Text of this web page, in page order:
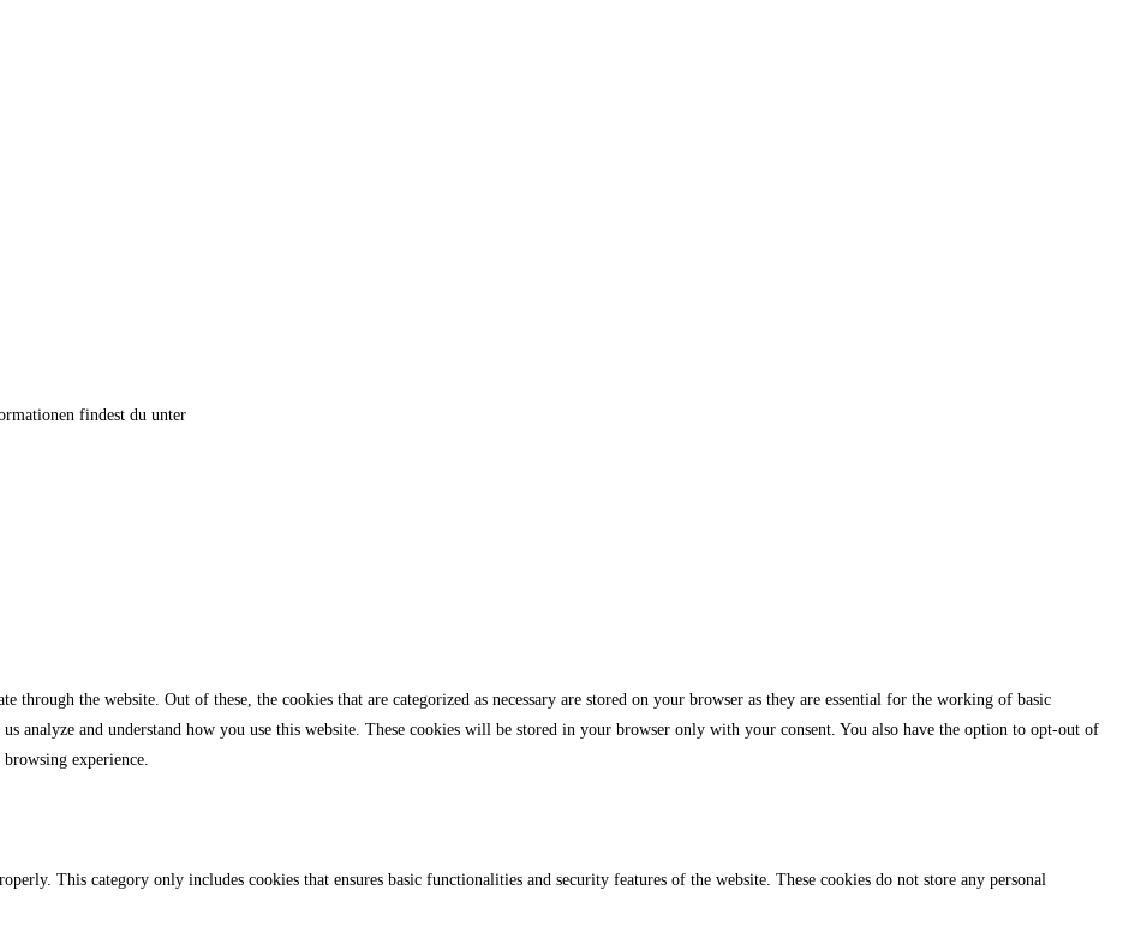
findest du unter
through the website. Out of these, the cookies that are categorized as necessary are stored on your browser as they are essential for the working of basic
analyze and understand how you use this website. These cookies will be stored in your browser only with your consent. You also have the option to opt-out of
experience.
This category only includes cookies that ensures basic functionalities and security features of the website. These cookies do not store any personal